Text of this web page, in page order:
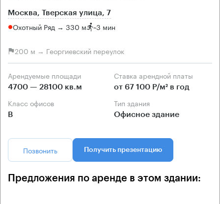
Москва, Тверская улица, 7
Охотный Ряд → 330 м ~3 мин
200 м → Георгиевский переулок
Арендуемые площади
4700 — 28100 кв.м
Ставка арендной платы
от 67 100 Р/м² в год
Класс офисов
B
Тип здания
Офисное здание
Позвонить Получить презентацию
Предложения по аренде в этом здании: